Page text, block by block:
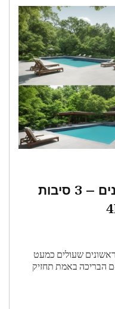
בריכה שתחזיק מעמד שנים – 3 סיבות
שעולים כמעט
באמת תחזיק